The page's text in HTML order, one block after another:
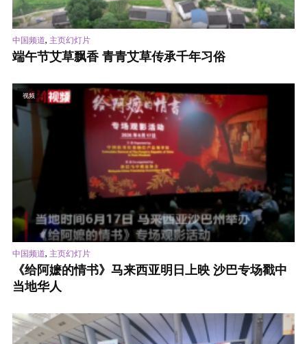
中国频道, 主页幻灯片
端午节艾草飘香 青青艾草传承千年习俗
视频
中国频道, 主页幻灯片
《给阿嬷的情书》马来西亚明日上映 沙巴专场戳中
当地华人